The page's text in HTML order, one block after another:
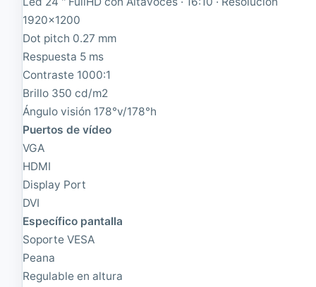
4
B
M
M
o
n
t
o
r
F
T
2
0
"
4
3
,
1
:
3
R
e
a
o
n
d
c
i
o
n
a
d
|
1
2
1920x1200
Dot pitch 0.27 mm
Respuesta 5 ms
Contraste 1000:1
Brillo 350 cd/m2
Ángulo visión 178°v/178°h
Puertos de vídeo
VGA
HDMI
Display Port
DVI
Específico pantalla
Soporte VESA
Peana
Regulable en altura